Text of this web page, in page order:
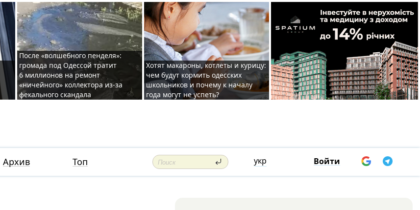
После «волшебного пенделя»:
громада под Одессой тратит
6 миллионов на ремонт
«ничейного» коллектора из-за
фекального скандала
Хотят макароны, котлеты и курицу:
чем будут кормить одесских
школьников и почему к началу
года могут не успеть?
Архив Топ укр Войти